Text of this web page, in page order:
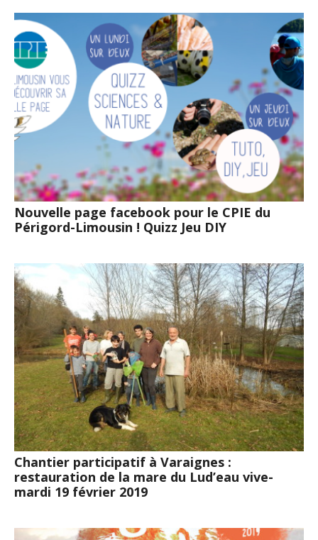
Nouvelle page facebook pour le CPIE du
Périgord-Limousin ! Quizz Jeu DIY
Chantier participatif à Varaignes :
restauration de la mare du Lud’eau vive-
mardi 19 février 2019